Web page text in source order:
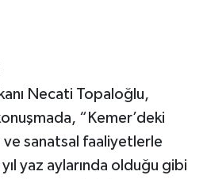
Necati Topaloğlu,
“Kemer’deki
ve sanatsal faaliyetlerle
yaz aylarında olduğu gibi